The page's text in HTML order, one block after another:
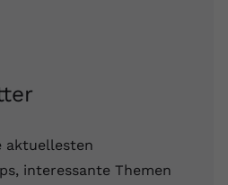
aktuellesten
interessante Themen